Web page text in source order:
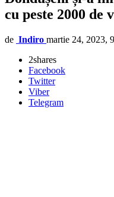
cu peste 2000 de
de Indiro martie 24, 2023,
2shares
Facebook
Twitter
Viber
Telegram